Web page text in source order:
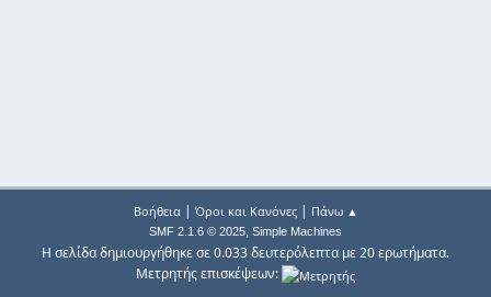
Βοήθεια| Όροι και Κανόνες| Πάνω ▲
SMF 2.1.6 © 2025, Simple Machines
Η σελίδα δημιουργήθηκε σε 0.033 δευτερόλεπτα με 20 ερωτήματα.
Μετρητής επισκέψεων: